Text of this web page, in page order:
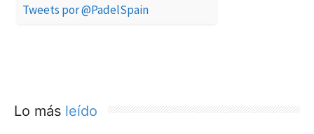
Tweets por @PadelSpain
Lo más leído